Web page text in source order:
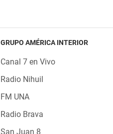
GRUPO AMÉRICA INTERIOR
Canal 7 en Vivo
Radio Nihuil
FM UNA
Radio Brava
San Juan 8